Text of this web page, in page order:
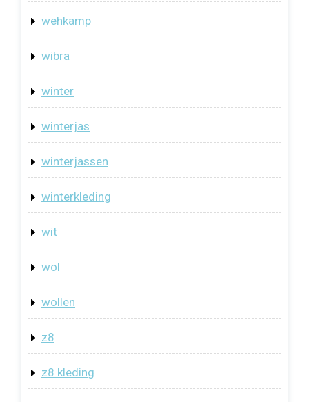
wehkamp
wibra
winter
winterjas
winterjassen
winterkleding
wit
wol
wollen
z8
z8 kleding